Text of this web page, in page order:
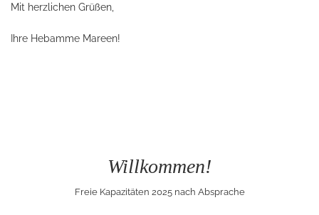
Mit herzlichen Grüßen,
Ihre Hebamme Mareen!
Willkommen!
Freie Kapazitäten 2025 nach Absprache